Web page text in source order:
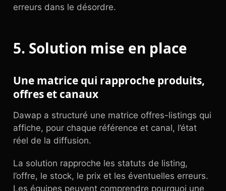
erreurs dans le désordre.
5. Solution mise en place
Une matrice qui rapproche produits,
offres et canaux
Dawap a structuré une matrice offres-listings qui
affiche, pour chaque référence et canal, l’état
réel de la diffusion.
La solution rapproche les statuts de listing,
l’offre, le stock, le prix et les éventuelles erreurs.
Les équipes peuvent comprendre pourquoi une